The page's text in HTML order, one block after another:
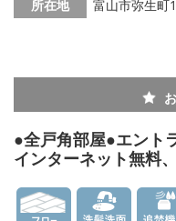
所在地
富山市弥生町
●全戸角部屋●エント
インターネット無料